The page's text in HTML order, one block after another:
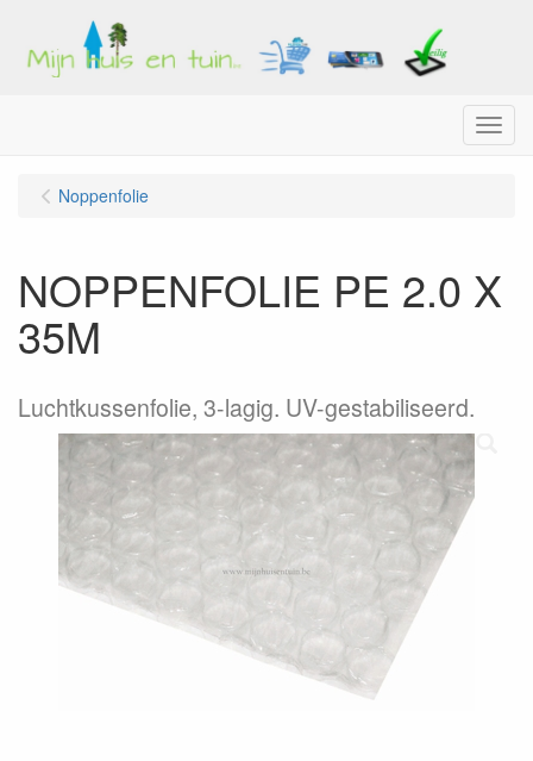
Menu
Noppenfolie
NOPPENFOLIE PE 2.0 X
35M
Luchtkussenfolie, 3-lagig. UV-gestabiliseerd.